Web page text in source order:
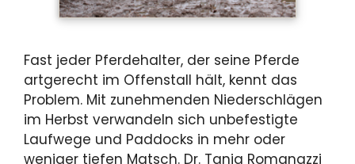
Fast jeder Pferdehalter, der seine Pferde
artgerecht im Offenstall hält, kennt das
Problem. Mit zunehmenden Niederschlägen
im Herbst verwandeln sich unbefestigte
Laufwege und Paddocks in mehr oder
weniger tiefen Matsch. Dr. Tanja Romanazzi